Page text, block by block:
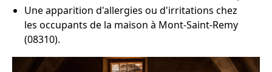
Une apparition d'allergies ou d'irritations chez
les occupants de la maison à Mont-Saint-Remy
(08310).